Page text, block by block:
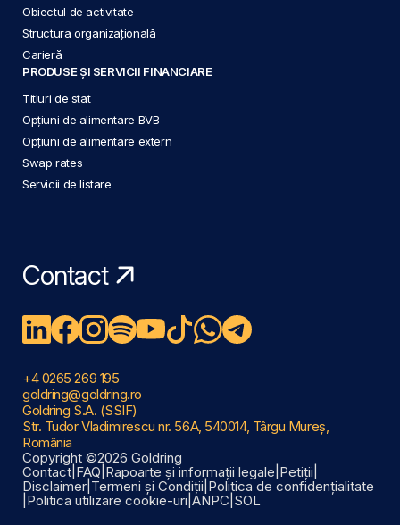
Obiectul de activitate
Structura organizațională
Carieră
PRODUSE ȘI SERVICII FINANCIARE
Titluri de stat
Opțiuni de alimentare BVB
Opțiuni de alimentare extern
Swap rates
Servicii de listare
Contact
+4 0265 269 195
goldring@goldring.ro
Goldring S.A. (SSIF)
Str. Tudor Vladimirescu nr. 56A, 540014, Târgu Mureș,
România
Copyright ©2026 Goldring
Contact FAQ Rapoarte și informații legale Petiții
Disclaimer Termeni și Condiții Politica de confidențialitate
Politica utilizare cookie-uri ANPC SOL